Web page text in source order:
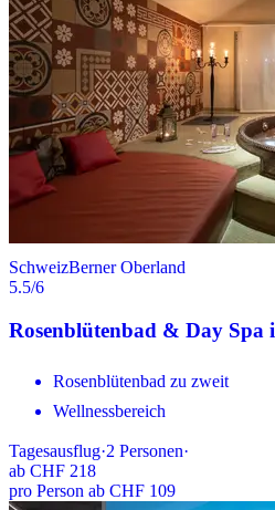
SchweizBerner Oberland
5.5/6
Rosenblütenbad & Day Spa
Rosenblütenbad zu zweit
Wellnessbereich
Tagesausflug·2 Personen·
ab CHF 218
pro Person ab CHF 109